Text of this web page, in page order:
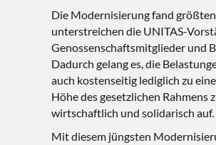
Die Modernisierung fand
unterstreichen die UNITAS-
Genossenschaftsmitglieder und
Dadurch gelang es, die
auch kostenseitig lediglich zu
Höhe des gesetzlichen
wirtschaftlich und solidarisch auf.
Mit diesem jüngsten